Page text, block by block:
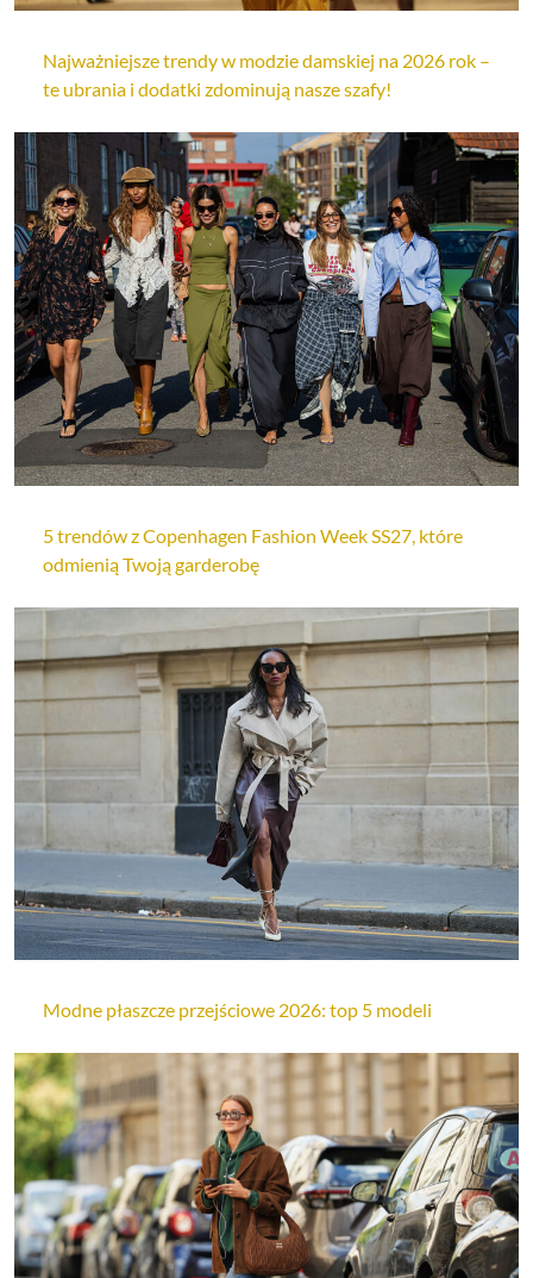
Najważniejsze trendy w modzie damskiej na 2026 rok –
te ubrania i dodatki zdominują nasze szafy!
5 trendów z Copenhagen Fashion Week SS27, które
odmienią Twoją garderobę
Modne płaszcze przejściowe 2026: top 5 modeli